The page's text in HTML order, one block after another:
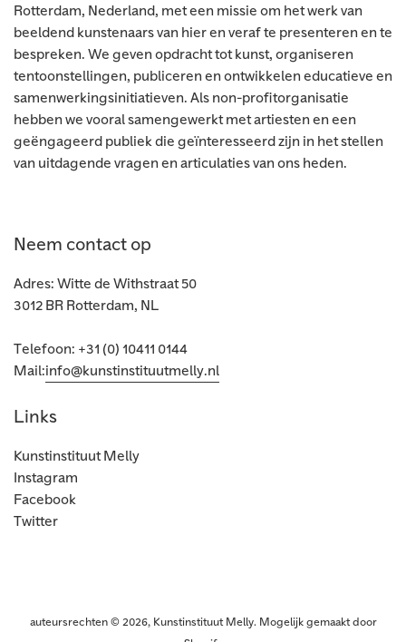
Rotterdam, Nederland, met een missie om het werk van
beeldend kunstenaars van hier en veraf te presenteren en te
bespreken. We geven opdracht tot kunst, organiseren
tentoonstellingen, publiceren en ontwikkelen educatieve en
samenwerkingsinitiatieven. Als non-profitorganisatie
hebben we vooral samengewerkt met artiesten en een
geëngageerd publiek die geïnteresseerd zijn in het stellen
van uitdagende vragen en articulaties van ons heden.
Neem contact op
Adres: Witte de Withstraat 50
3012 BR Rotterdam, NL
Telefoon: +31 (0) 10411 0144
Mail:info@kunstinstituutmelly.nl
Links
Kunstinstituut Melly
Instagram
Facebook
Twitter
auteursrechten © 2026, Kunstinstituut Melly. Mogelijk gemaakt door